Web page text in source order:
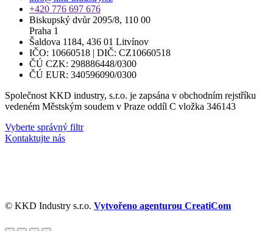
+420 776 697 676
Biskupský dvůr 2095/8, 110 00
Praha 1
Šaldova 1184, 436 01 Litvínov
IČO: 10660518 | DIČ: CZ10660518
ČÚ CZK: 298886448/0300
ČÚ EUR: 340596090/0300
Společnost KKD industry, s.r.o. je zapsána v obchodním rejstříku
vedeném Městským soudem v Praze oddíl C vložka 346143
Vyberte správný filtr
Kontaktujte nás
© KKD Industry s.r.o. Vytvořeno agenturou CreatiCom